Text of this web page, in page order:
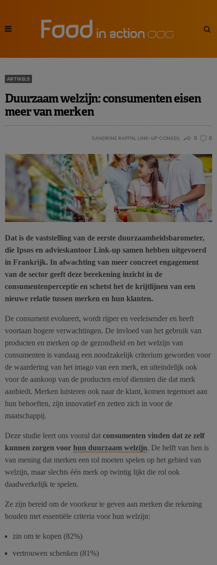
ARTIKELS
Duurzaam welzijn: consumenten eisen
meer van merken
SANDRINE RAFFIN, LINK-UP CONSEIL 0 0
Dat is de vaststelling van de eerste duurzaamheidsbarometer,
die Ipsos en advieskantoor Link-up samen hebben uitgevoerd
in Frankrijk. In afwachting van meer concreet engagement
van de sector geeft deze berekening inzicht in de
consumentenperceptie en schetst het de krijtlijnen van een
nieuwe relatie tussen merken en hun klanten.
De consument evolueert, wordt rijper en veeleisender en heeft
voortaan hogere verwachtingen. De invloed van het gebruik van
producten en merken op de gezondheid en het welzijn van
consumenten is vandaag een noodzakelijk criterium geworden voor
de waardering van het imago van een merk, en uiteindelijk ook
voor de aankoop van de producten en/of diensten die dat merk
aanbiedt. Merken luisteren ook naar de klant, komen tegemoet aan
hun behoeften, zijn innovatief en zetten zich in voor de
maatschappij.
Deze studie leert ons vooral dat consumenten vinden dat ze zelf
kunnen zorgen voor hun duurzaam welzijn. De helft van hen is
van mening dat merken een rol moeten spelen op het gebied van
welzijn, maar slechts één merk op twintig lijkt die rol ook
daadwerkelijk te spelen.
Ze zijn bereid om de voorkeur te geven aan merken die rekening
houden met essentiële criteria voor hun welzijn:
zin om te kopen (82%)
vertrouwen schenken (81%)